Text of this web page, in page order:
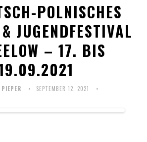
POLNISCHES
JUGENDFESTIVAL
– 17. BIS
SEPTEMBER 12, 2021